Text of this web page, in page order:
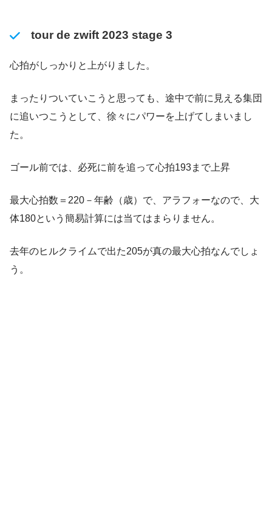
tour de zwift 2023 stage 3
心拍がしっかりと上がりました。
まったりついていこうと思っても、途中で前に見える集団
に追いつこうとして、徐々にパワーを上げてしまいまし
た。
ゴール前では、必死に前を追って心拍193まで上昇
最大心拍数＝220－年齢（歳）で、アラフォーなので、大
体180という簡易計算には当てはまらりません。
去年のヒルクライムで出た205が真の最大心拍なんでしょ
う。